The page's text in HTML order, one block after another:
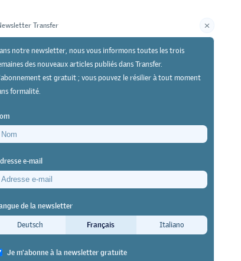
Éditeur
vie
Transfer
notre newsletter, nous vous informons toutes les trois
des nouveaux articles publiés dans Transfer.
est gratuit ; vous pouvez le résilier à tout moment
formalité.
e-mail
de la newsletter
Deutsch
Français Italiano
Je m'abonne à la newsletter gratuite